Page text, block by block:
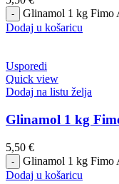
Glinamol 1 kg Fimo
Dodaj u košaricu
Usporedi
Quick view
Dodaj na listu želja
Glinamol 1 kg
5,50 €
Glinamol 1 kg Fimo
Dodaj u košaricu